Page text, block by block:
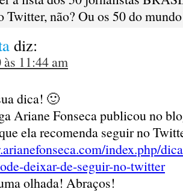
Twitter, não? Ou os 50 do
diz:
11:44 am
dica! 🙂
Ariane Fonseca publicou no
ela recomenda seguir no
index.php/
deixar-de-seguir-no-twitter
olhada! Abraços!